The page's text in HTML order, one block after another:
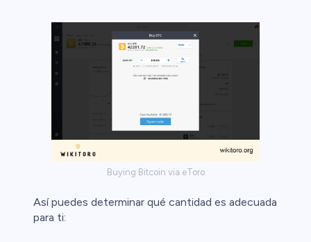
Buying Bitcoin via eToro
Así puedes determinar qué cantidad es adecuada
para ti: